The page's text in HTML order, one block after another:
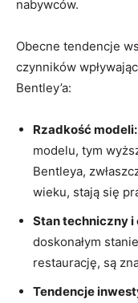
nabywców.
Obecne tendencje
czynników
Bentley’a:
Rzadkość ⁤modeli:
⁣modelu, tym
Bentleya,
wieku, stają się
Stan techniczny
doskonałym​
restaurację, są
Tendencje